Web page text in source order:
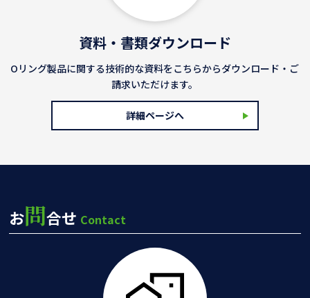
資料・書類ダウンロード
Oリング製品に関する技術的な資料をこちらからダウンロード・ご
請求いただけます。
詳細ページへ
お問合せ Contact